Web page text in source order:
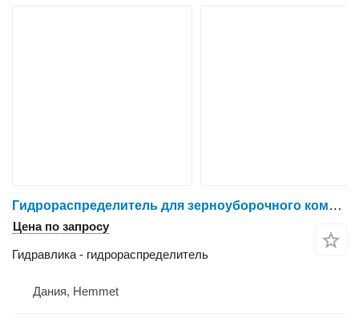
Гидрораспределитель для зерноуборочного комбайна New Holland TX68
Цена по запросу
Гидравлика - гидрораспределитель
Дания, Hemmet